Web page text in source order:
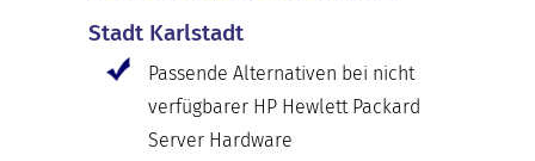
Stadt Karlstadt
Passende Alternativen bei nicht
verfügbarer HP Hewlett Packard
Server Hardware